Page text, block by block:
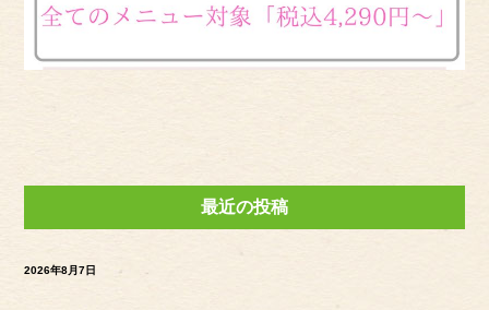
最近の投稿
2026年8月7日